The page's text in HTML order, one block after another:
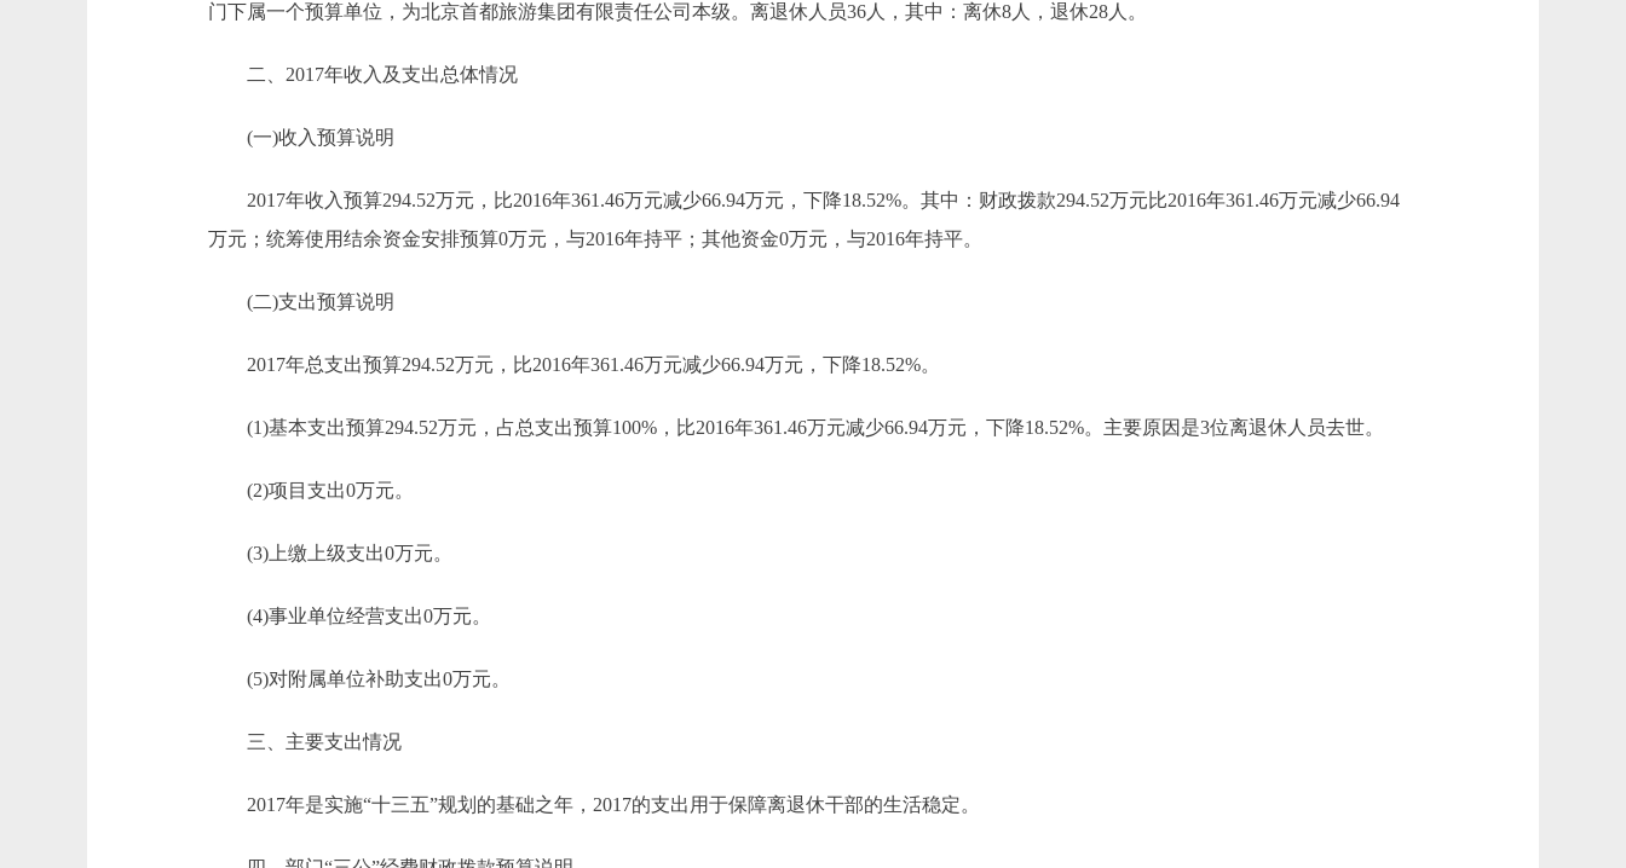
门下属一个预算单位，为北京首都旅游集团有限责任公司本级。离退休人员36人，其中：离休8人，退休28人。
二、2017年收入及支出总体情况
(一)收入预算说明
2017年收入预算294.52万元，比2016年361.46万元减少66.94万元，下降18.52%。其中：财政拨款294.52万元比2016年361.46万元减少66.94
万元；统筹使用结余资金安排预算0万元，与2016年持平；其他资金0万元，与2016年持平。
(二)支出预算说明
2017年总支出预算294.52万元，比2016年361.46万元减少66.94万元，下降18.52%。
(1)基本支出预算294.52万元，占总支出预算100%，比2016年361.46万元减少66.94万元，下降18.52%。主要原因是3位离退休人员去世。
(2)项目支出0万元。
(3)上缴上级支出0万元。
(4)事业单位经营支出0万元。
(5)对附属单位补助支出0万元。
三、主要支出情况
2017年是实施“十三五”规划的基础之年，2017的支出用于保障离退休干部的生活稳定。